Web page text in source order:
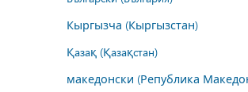
Кыргызча (Кыргызстан)
Қазақ (Қазақстан)
македонски (Република